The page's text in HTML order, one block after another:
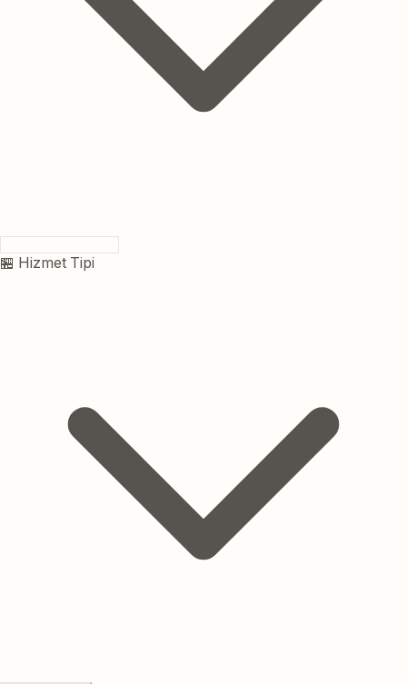
🏪 Hizmet Tipi